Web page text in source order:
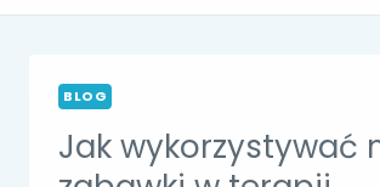
BLOG
Jak wykorzystywać